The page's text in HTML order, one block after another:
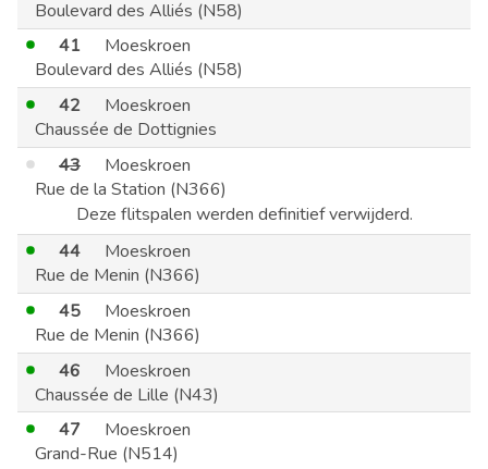
Boulevard des Alliés (N58)
41
Moeskroen
Boulevard des Alliés (N58)
42
Moeskroen
Chaussée de Dottignies
43
Moeskroen
Rue de la Station (N366)
Deze flitspalen werden definitief verwijderd.
44
Moeskroen
Rue de Menin (N366)
45
Moeskroen
Rue de Menin (N366)
46
Moeskroen
Chaussée de Lille (N43)
47
Moeskroen
Grand-Rue (N514)